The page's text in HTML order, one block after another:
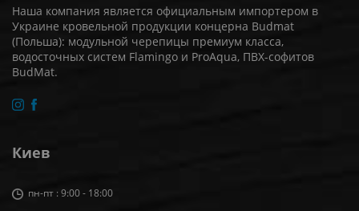
Наша компания является официальным импортером в
Украине кровельной продукции концерна Budmat
(Польша): модульной черепицы премиум класса,
водосточных систем Flamingo и ProAqua, ПВХ-софитов
BudMat.
Киев
пн-пт : 9:00 - 18:00